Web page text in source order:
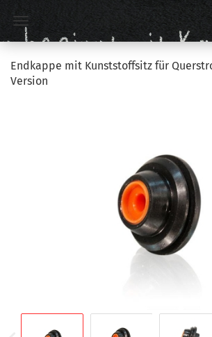
Endkappe mit Kunststoffsitz für
Version